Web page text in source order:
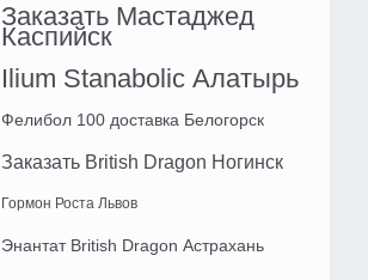
Заказать Мастаджед
Каспийск
Ilium Stanabolic Алатырь
Фелибол 100 доставка Белогорск
Заказать British Dragon Ногинск
Гормон Роста Львов
Энантат British Dragon Астрахань